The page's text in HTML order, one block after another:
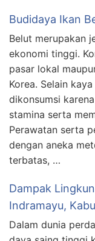
Budidaya Ikan
Belut merupakan
ekonomi tinggi.
pasar lokal
Korea. Selain
dikonsumsi
stamina serta
Perawatan serta
dengan aneka
terbatas, …
Dampak
Indramayu,
Dalam dunia